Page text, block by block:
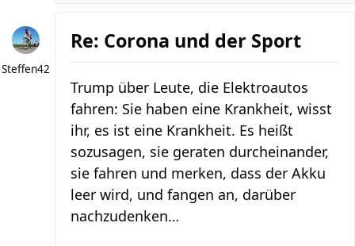
Steffen42
Re: Corona und der Sport
Trump über Leute, die Elektroautos
fahren: Sie haben eine Krankheit, wisst
ihr, es ist eine Krankheit. Es heißt
sozusagen, sie geraten durcheinander,
sie fahren und merken, dass der Akku
leer wird, und fangen an, darüber
nachzudenken…